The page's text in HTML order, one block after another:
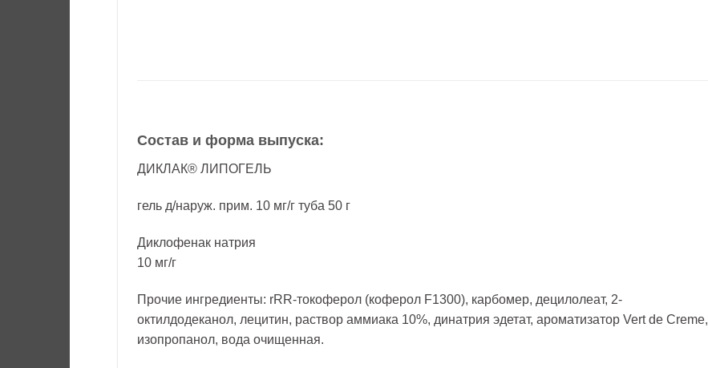
Состав и форма выпуска:
ДИКЛАК® ЛИПОГЕЛЬ
гель д/наруж. прим. 10 мг/г туба 50 г
Диклофенак натрия
10 мг/г
Прочие ингредиенты: rRR-токоферол (коферол F1300), карбомер, децилолеат, 2-
октилдодеканол, лецитин, раствор аммиака 10%, динатрия эдетат, ароматизатор Vert de Creme,
изопропанол, вода очищенная.